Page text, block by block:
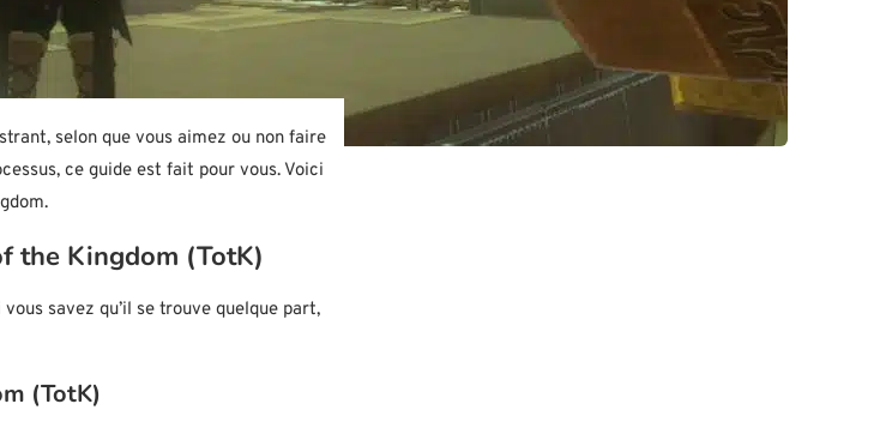
selon que vous aimez ou non faire
ce guide est fait pour vous. Voici
the Kingdom (TotK)
savez qu’il se trouve quelque part,
(TotK)